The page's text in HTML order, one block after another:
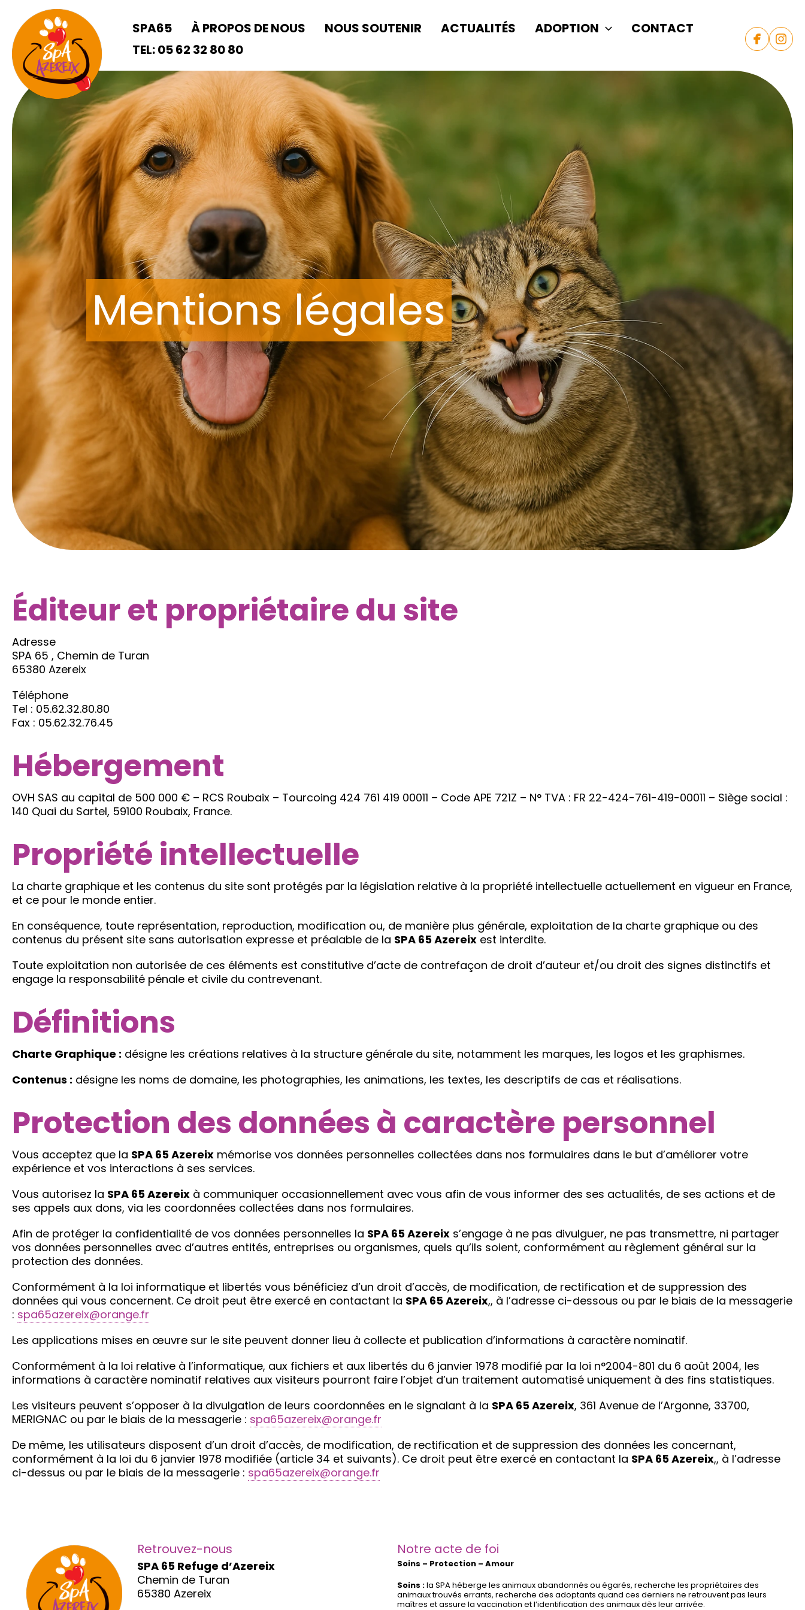
contenu
SPA65 À PROPOS DE NOUS NOUS SOUTENIR ACTUALITÉS ADOPTION
CONTACT
TEL: 05 62 32 80 80
Mentions légales
Éditeur et propriétaire du site
Adresse
SPA 65 , Chemin de Turan
65380 Azereix
Téléphone
Tel : 05.62.32.80.80
Fax : 05.62.32.76.45
Hébergement
OVH SAS au capital de 500 000 € – RCS Roubaix – Tourcoing 424 761 419 00011 – Code APE 721Z – N° TVA : FR 22-424-761-419-00011 – Siège social :
140 Quai du Sartel, 59100 Roubaix, France.
Propriété intellectuelle
La charte graphique et les contenus du site sont protégés par la législation relative à la propriété intellectuelle actuellement en vigueur en France,
et ce pour le monde entier.
En conséquence, toute représentation, reproduction, modification ou, de manière plus générale, exploitation de la charte graphique ou des
contenus du présent site sans autorisation expresse et préalable de la SPA 65 Azereix est interdite.
Toute exploitation non autorisée de ces éléments est constitutive d’acte de contrefaçon de droit d’auteur et/ou droit des signes distinctifs et
engage la responsabilité pénale et civile du contrevenant.
Définitions
Charte Graphique : désigne les créations relatives à la structure générale du site, notamment les marques, les logos et les graphismes.
Contenus : désigne les noms de domaine, les photographies, les animations, les textes, les descriptifs de cas et réalisations.
Protection des données à caractère personnel
Vous acceptez que la SPA 65 Azereix mémorise vos données personnelles collectées dans nos formulaires dans le but d’améliorer votre
expérience et vos interactions à ses services.
Vous autorisez la SPA 65 Azereix à communiquer occasionnellement avec vous afin de vous informer des ses actualités, de ses actions et de
ses appels aux dons, via les coordonnées collectées dans nos formulaires.
Afin de protéger la confidentialité de vos données personnelles la SPA 65 Azereix s’engage à ne pas divulguer, ne pas transmettre, ni partager
vos données personnelles avec d’autres entités, entreprises ou organismes, quels qu’ils soient, conformément au règlement général sur la
protection des données.
Conformément à la loi informatique et libertés vous bénéficiez d’un droit d’accès, de modification, de rectification et de suppression des
données qui vous concernent. Ce droit peut être exercé en contactant la SPA 65 Azereix,, à l’adresse ci-dessous ou par le biais de la messagerie
: spa65azereix@orange.fr
Les applications mises en œuvre sur le site peuvent donner lieu à collecte et publication d’informations à caractère nominatif.
Conformément à la loi relative à l’informatique, aux fichiers et aux libertés du 6 janvier 1978 modifié par la loi n°2004-801 du 6 août 2004, les
informations à caractère nominatif relatives aux visiteurs pourront faire l’objet d’un traitement automatisé uniquement à des fins statistiques.
Les visiteurs peuvent s’opposer à la divulgation de leurs coordonnées en le signalant à la SPA 65 Azereix, 361 Avenue de l’Argonne, 33700,
MERIGNAC ou par le biais de la messagerie : spa65azereix@orange.fr
De même, les utilisateurs disposent d’un droit d’accès, de modification, de rectification et de suppression des données les concernant,
conformément à la loi du 6 janvier 1978 modifiée (article 34 et suivants). Ce droit peut être exercé en contactant la SPA 65 Azereix,, à l’adresse
ci-dessus ou par le biais de la messagerie : spa65azereix@orange.fr
Retrouvez-nous
SPA 65 Refuge d’Azereix
Chemin de Turan
65380 Azereix
Notre acte de foi
Soins – Protection – Amour
Soins :la SPA héberge les animaux abandonnés ou égarés, recherche les propriétaires des
animaux trouvés errants, recherche des adoptants quand ces derniers ne retrouvent pas leurs
maîtres et assure la vaccination et l’identification des animaux dès leur arrivée.